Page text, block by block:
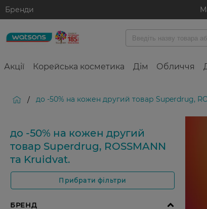
Бренди
Акції Корейська косметика Дім Обличчя
/ до -50% на кожен другий товар Superdrug,
до -50% на кожен другий
товар Superdrug, ROSSMANN
та Kruidvat.
Прибрати фільтри